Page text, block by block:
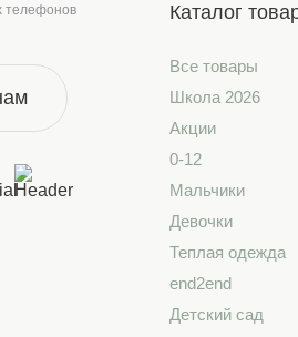
телефонов
Каталог
Все товары
Школа 2026
Акции
0-12
Мальчики
Девочки
Теплая одежда
end2end
Детский сад